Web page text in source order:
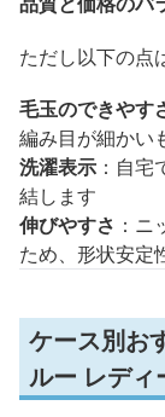
ただし以下の点
毛玉のできやす
編み目が細かい
洗濯表示 ：自
結します
伸びやすさ ：
ため、形状安定
ケース別お
ルー レディ